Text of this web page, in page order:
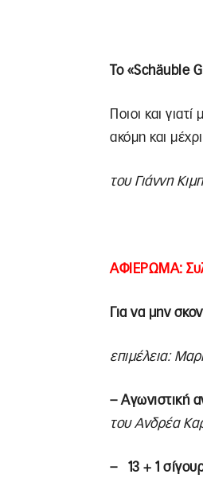
Το «Schäuble
Ποιοι και
ακόμη και
του Γιάννη
ΑΦΙΕΡΩΜΑ:
Για να μην
επιμέλεια:
– Αγωνιστική
του Ανδρέα
– 13 + 1